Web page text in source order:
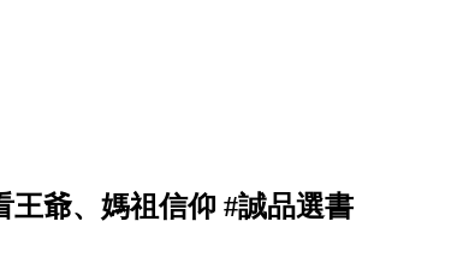
爺、媽祖信仰 #誠品選書